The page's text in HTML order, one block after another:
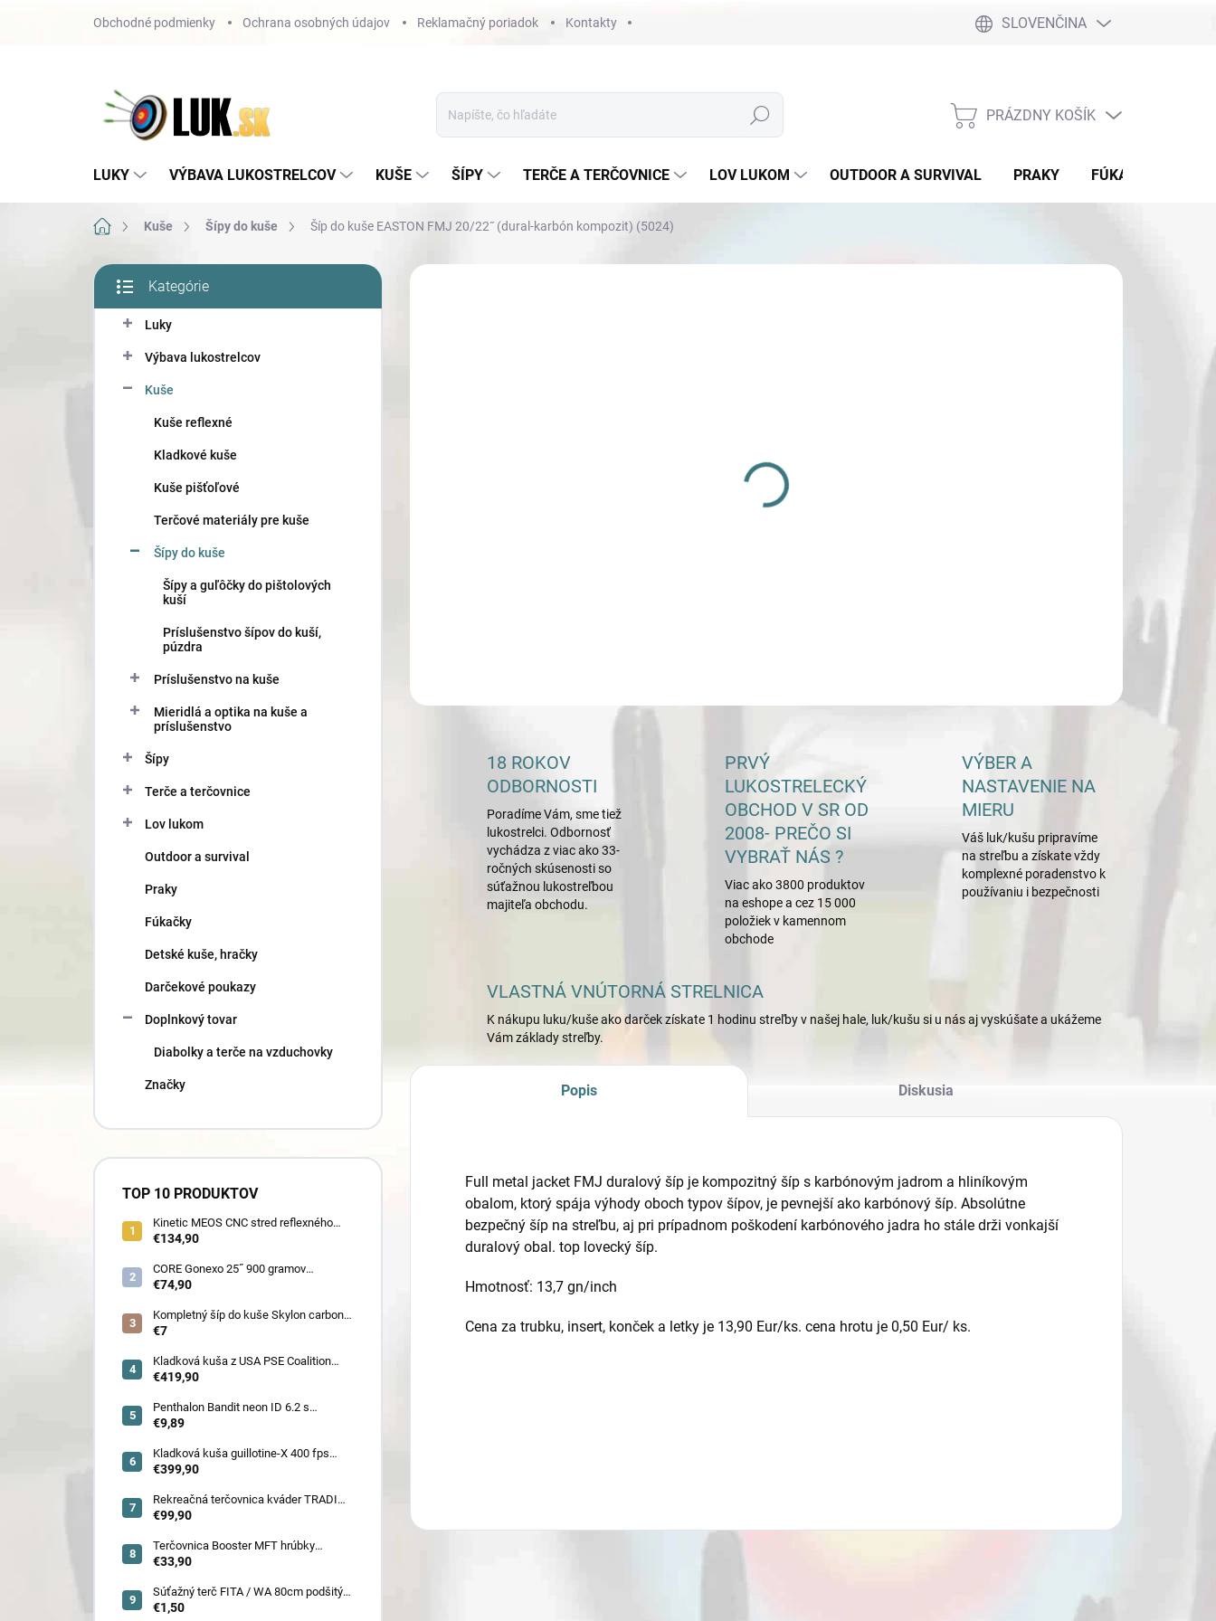
Obchodné podmienky Ochrana osobných údajov Reklamačný poriadok Kontakty SLOVENČINA
Hľadať
NÁKUPNÝ
PRÁZDNY KOŠÍK
LUKY VÝBAVA LUKOSTRELCOV KUŠE ŠÍPY TERČE A TERČOVNICE LOV LUKOM OUTDOOR A SURVIVAL PRAKY FÚKAČKY
DomovKuše Šípy do kuše Šíp do kuše EASTON FMJ 20/22˝ (dural-karbón kompozit) (5024)
B
č
kategórie
Kategórie
Luky
Výbava lukostrelcov
Kuše
Kuše reflexné
Kladkové kuše
Kuše pišťoľové
Terčové materiály pre kuše
Šípy do kuše
Šípy a guľôčky do pištolových
kuší
Príslušenstvo šípov do kuší,
púzdra
Príslušenstvo na kuše
Mieridlá a optika na kuše a
príslušenstvo
Šípy
Terče a terčovnice
Lov lukom
Outdoor a survival
Praky
Fúkačky
Detské kuše, hračky
Darčekové poukazy
Doplnkový tovar
Diabolky a terče na vzduchovky
Značky
TOP 10 PRODUKTOV
Kinetic MEOS CNC stred reflexného
luku 21˝ pre deti 900 gramov
€134,90
CORE Gonexo 25˝ 900 gramov
jednofarebný (ľahký stred pre mužov,
!!
€74,90
Kompletný šíp do kuše Skylon carbon
3K z pevného karbónu v rozmeroch
quill a diablo
€7
Kladková kuša z USA PSE Coalition
frontier 380 fps (80178) - superakcia !
€419,90
Penthalon Bandit neon ID 6.2 s
prírodnými letkami
€9,89
Kladková kuša guillotine-X 400 fps
camo so zabudovaným nášľapom
€399,90
Rekreačná terčovnica kváder TRADI
80x80x22 cm (6132)
€99,90
Terčovnica Booster MFT hrúbky
7cm/11cm/17cm
€33,90
Súťažný terč FITA / WA 80cm podšitý
(6005)
€1,50
DETAILNÉ INFORMÁCIE
18 ROKOV
ODBORNOSTI
Poradíme Vám, sme tiež
lukostrelci. Odbornosť
vychádza z viac ako 33-
ročných skúsenosti so
súťažnou lukostreľbou
majiteľa obchodu.
PRVÝ
LUKOSTRELECKÝ
OBCHOD V SR OD
2008- PREČO SI
VYBRAŤ NÁS ?
Viac ako 3800 produktov
na eshope a cez 15 000
položiek v kamennom
obchode
VÝBER A
NASTAVENIE NA
MIERU
Váš luk/kušu pripravíme
na streľbu a získate vždy
komplexné poradenstvo k
používaniu i bezpečnosti
VLASTNÁ VNÚTORNÁ STRELNICA
K nákupu luku/kuše ako darček získate 1 hodinu streľby v našej hale, luk/kušu si u nás aj vyskúšate a ukážeme
Vám základy streľby.
Popis Diskusia
Full metal jacket FMJ duralový šíp je kompozitný šíp s karbónovým jadrom a hliníkovým
obalom, ktorý spája výhody oboch typov šípov, je pevnejší ako karbónový šíp. Absolútne
bezpečný šíp na streľbu, aj pri prípadnom poškodení karbónového jadra ho stále drži vonkajší
duralový obal. top lovecký šíp.
Hmotnosť: 13,7 gn/inch
Cena za trubku, insert, konček a letky je 13,90 Eur/ks. cena hrotu je 0,50 Eur/ ks.